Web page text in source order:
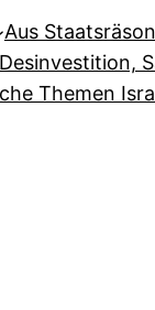
Aus
Themen